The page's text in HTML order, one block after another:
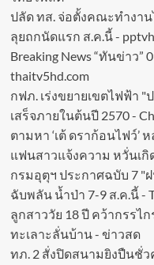
ปลัด ทส. จ่อตั้งคณะทำงา
ลุยถกนัดแรก ส.ค.นี้ -
Breaking News “ทันข่าว”
thaitv5hd.com
กฟภ. เร่งขยายเขตไฟฟ้า
เสร็จภายในต้นปี 2570 -
ตามหา ‘เต้ ดราก้อนไฟว์’
แฟนสาวแจ้งความ หวั่นเกิ
กรมอุตุฯ ประกาศฉบับ 7
ฉับพลัน น้ำป่า 7-9 ส.ค.นี้ -
ลูกสาววัย 18 ปี คว้ากรรไ
ทะเลาะลั่นบ้าน - ข่าวสด
ทภ. 2 สั่งปิดสนามยิงปืนชั่